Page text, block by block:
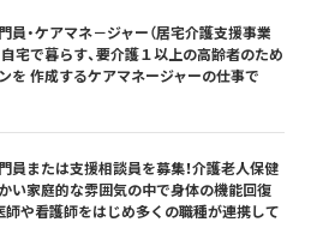
員・ケアマネ－ジャー（居宅介護支援事業
自宅で暮らす、要介護１以上の高齢者のため
を 作成するケアマネージャーの仕事で
員または支援相談員を募集！介護老人保健
い家庭的な雰囲気の中で身体の機能回復
師や看護師をはじめ多くの職種が連携して